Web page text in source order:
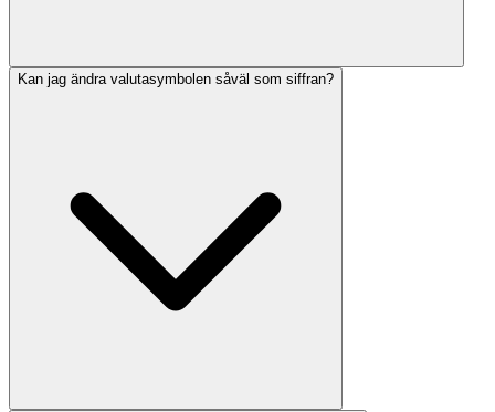
Kan jag ändra valutasymbolen såväl som siffran?